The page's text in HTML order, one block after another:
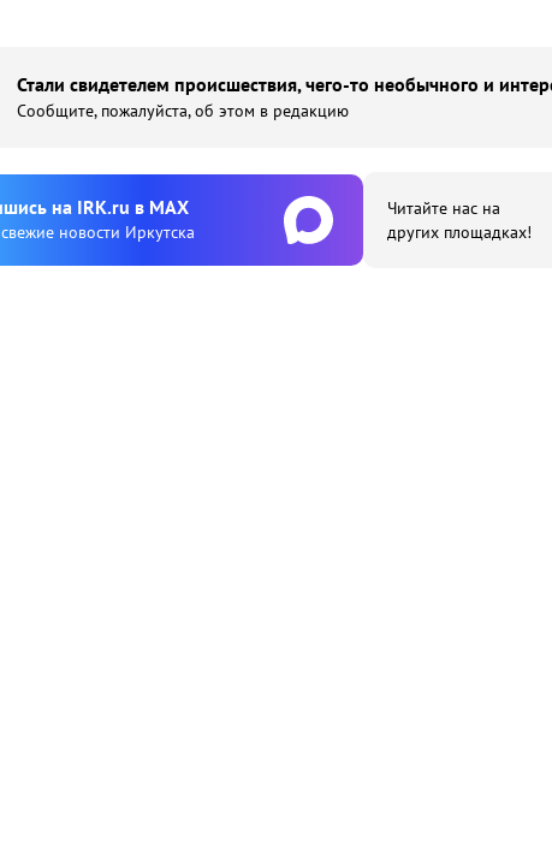
Стали свидетелем происшествия, чего-то необычного и
Сообщите, пожалуйста, об этом в редакцию
на IRK.ru в MAX
новости Иркутска
Читайте нас на
других площадках!